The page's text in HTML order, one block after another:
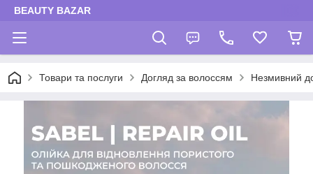
BEAUTY BAZAR
Товари та послуги Догляд за волоссям Незмивний